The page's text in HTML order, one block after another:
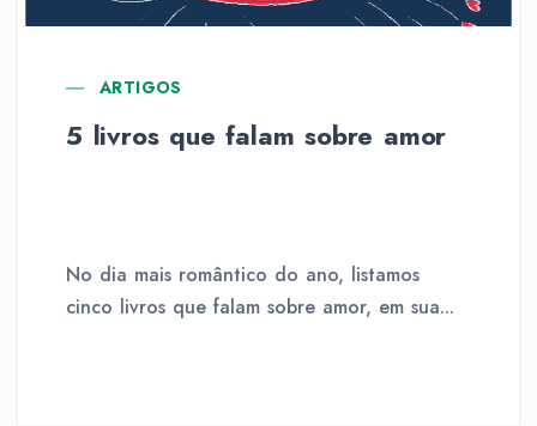
ARTIGOS
5 livros que falam sobre amor
No dia mais romântico do ano, listamos
cinco livros que falam sobre amor, em sua...